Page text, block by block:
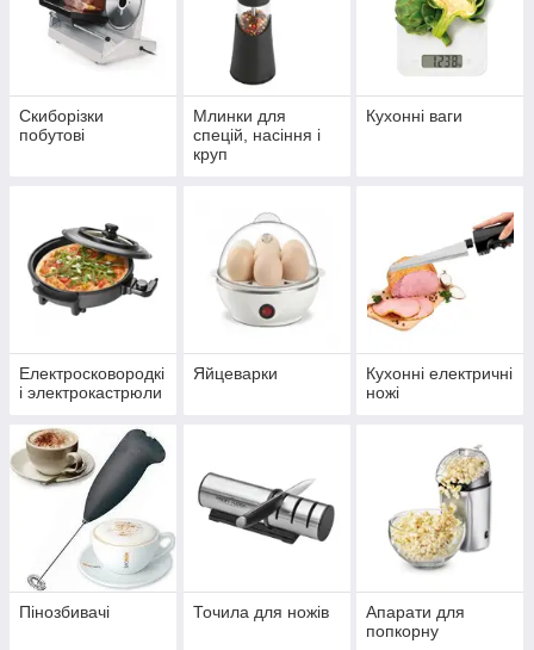
Скиборізки
побутові
Млинки для
спецій, насіння і
круп
Кухонні ваги
Електросковородкі
і электрокастрюли
Яйцеварки
Кухонні електричні
ножі
Пінозбивачі Точила для ножів
Апарати для
попкорну